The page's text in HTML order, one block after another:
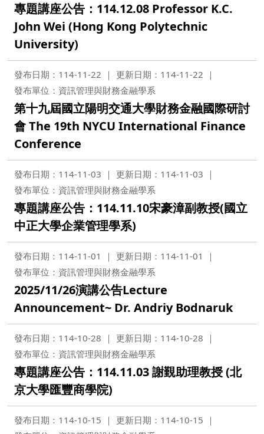
專題講座公告：114.12.08 Professor K.C.
John Wei (Hong Kong Polytechnic
University)
發布日期：114-11-22
更新日期：114-11-22
發布單位：資訊管理與財務金融學系
第十九屆國立陽明交通大學財務金融國際研討
會 The 19th NYCU International Finance
Conference
發布日期：114-11-03
更新日期：114-11-03
發布單位：資訊管理與財務金融學系
專題講座公告：114.11.10宋豪漳副教授(國立
中正大學企業管理學系)
發布日期：114-11-01
更新日期：114-11-01
發布單位：資訊管理與財務金融學系
2025/11/26演講公告Lecture
Announcement~ Dr. Andriy Bodnaruk
發布日期：114-10-28
更新日期：114-10-28
發布單位：資訊管理與財務金融學系
專題講座公告：114.11.03 謝覲助理教授 (北
京大學匯豐商學院)
發布日期：114-10-15
更新日期：114-10-15